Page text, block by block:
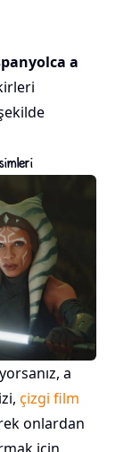
a
a
çizgi film
onlardan